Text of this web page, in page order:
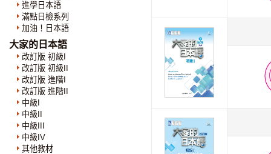
進學日本語
滿點日檢系列
加油！日本語
大家的日本語
改訂版 初級I
改訂版 初級II
改訂版 進階I
改訂版 進階II
中級I
中級II
中級III
中級IV
其他教材